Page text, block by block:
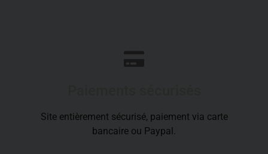
Site entièrement sécurisé, paiement via carte
bancaire ou Paypal.